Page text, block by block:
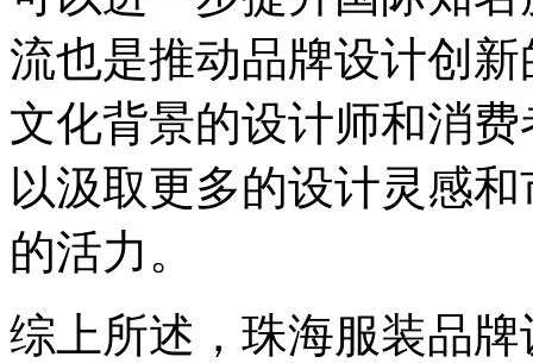
流也是推动品牌设计创
文化背景的设计师和消
以汲取更多的设计灵感
的活力。
综上所述，珠海服装品